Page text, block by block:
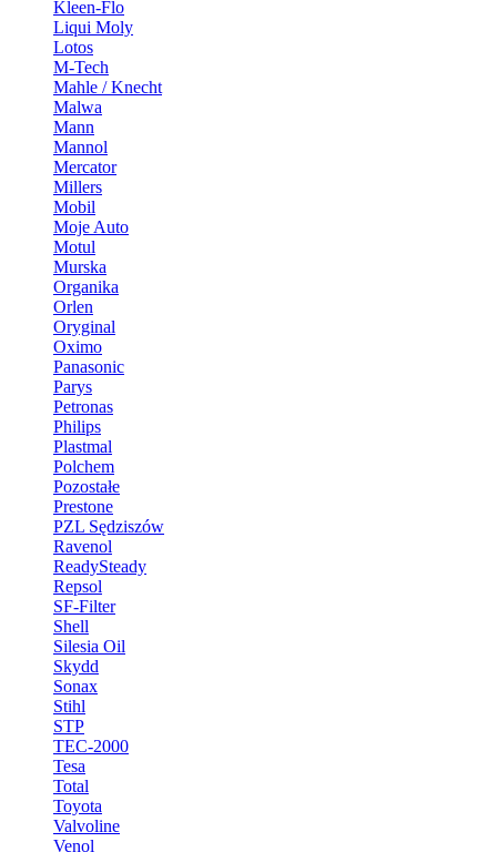
Kleen-Flo
Liqui Moly
Lotos
M-Tech
Mahle / Knecht
Malwa
Mann
Mannol
Mercator
Millers
Mobil
Moje Auto
Motul
Murska
Organika
Orlen
Oryginal
Oximo
Panasonic
Parys
Petronas
Philips
Plastmal
Polchem
Pozostałe
Prestone
PZL Sędziszów
Ravenol
ReadySteady
Repsol
SF-Filter
Shell
Silesia Oil
Skydd
Sonax
Stihl
STP
TEC-2000
Tesa
Total
Toyota
Valvoline
Venol